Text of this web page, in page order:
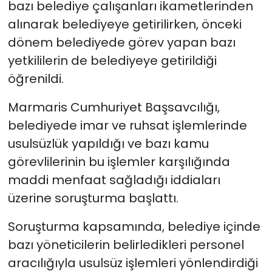
bazı belediye çalışanları ikametlerinden
alınarak belediyeye getirilirken, önceki
dönem belediyede görev yapan bazı
yetkililerin de belediyeye getirildiği
öğrenildi.
Marmaris Cumhuriyet Başsavcılığı,
belediyede imar ve ruhsat işlemlerinde
usulsüzlük yapıldığı ve bazı kamu
görevlilerinin bu işlemler karşılığında
maddi menfaat sağladığı iddiaları
üzerine soruşturma başlattı.
Soruşturma kapsamında, belediye içinde
bazı yöneticilerin belirledikleri personel
aracılığıyla usulsüz işlemleri yönlendirdiği